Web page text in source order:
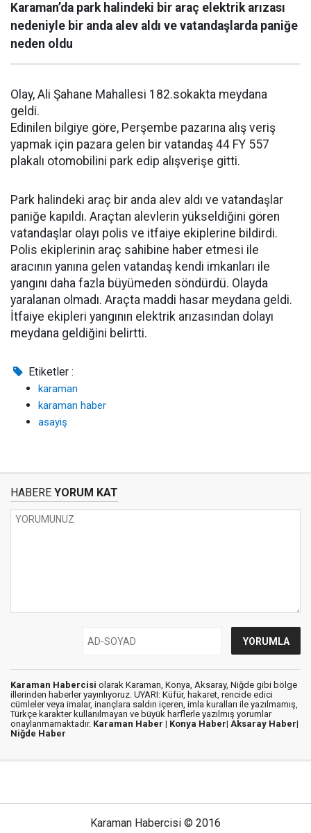
Karaman’da park halindeki bir araç elektrik arızası
nedeniyle bir anda alev aldı ve vatandaşlarda paniğe
neden oldu
Olay, Ali Şahane Mahallesi 182.sokakta meydana
geldi.
Edinilen bilgiye göre, Perşembe pazarına alış veriş
yapmak için pazara gelen bir vatandaş 44 FY 557
plakalı otomobilini park edip alışverişe gitti.
Park halindeki araç bir anda alev aldı ve vatandaşlar
paniğe kapıldı. Araçtan alevlerin yükseldiğini gören
vatandaşlar olayı polis ve itfaiye ekiplerine bildirdi.
Polis ekiplerinin araç sahibine haber etmesi ile
aracının yanına gelen vatandaş kendi imkanları ile
yangını daha fazla büyümeden söndürdü. Olayda
yaralanan olmadı. Araçta maddi hasar meydana geldi.
İtfaiye ekipleri yangının elektrik arızasından dolayı
meydana geldiğini belirtti.
Etiketler :
karaman
karaman haber
asayiş
HABERE YORUM KAT
Karaman Habercisi olarak Karaman, Konya, Aksaray, Niğde gibi bölge
illerinden haberler yayınlıyoruz. UYARI: Küfür, hakaret, rencide edici
cümleler veya imalar, inançlara saldırı içeren, imla kuralları ile yazılmamış,
Türkçe karakter kullanılmayan ve büyük harflerle yazılmış yorumlar
onaylanmamaktadır. Karaman Haber | Konya Haber| Aksaray Haber|
Niğde Haber
Karaman Habercisi © 2016